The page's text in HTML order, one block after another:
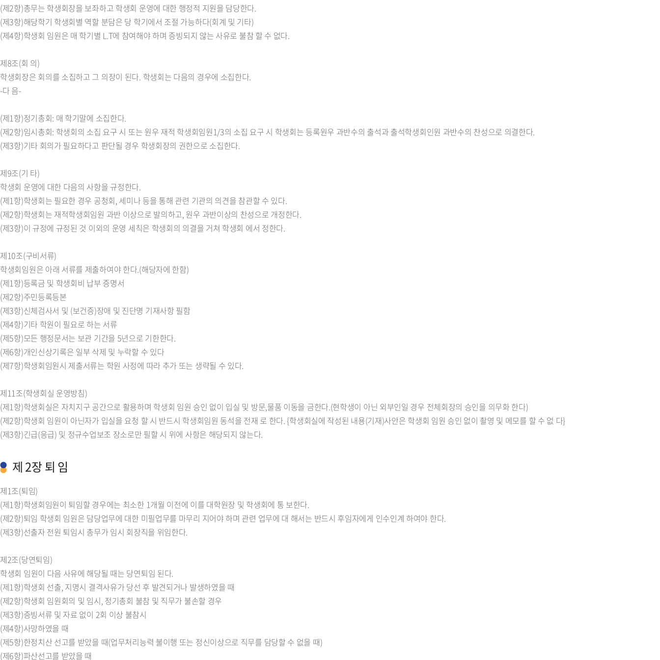
(제2항)총무는 학생회장을 보좌하고 학생회 운영에 대한 행정적 지원을 담당한다.
(제3항)해당학기 학생회별 역할 분담은 당 학기에서 조절 가능하다(회계 및 기타)
(제4항)학생회 임원은 매 학기별 L.T에 참여해야 하며 증빙되지 않는 사유로 불참 할 수 없다.
제8조(회 의)
학생회장은 회의를 소집하고 그 의장이 된다. 학생회는 다음의 경우에 소집한다.
-다 음-
(제1항)정기총회: 매 학기말에 소집한다.
(제2항)임시총회: 학생회의 소집 요구 시 또는 원우 재적 학생회임원1/3의 소집 요구 시 학생회는 등록원우 과반수의 출석과 출석학생회인원 과반수의 찬성으로 의결한다.
(제3항)기타 회의가 필요하다고 판단될 경우 학생회장의 권한으로 소집한다.
제9조(기 타)
학생회 운영에 대한 다음의 사항을 규정한다.
(제1항)학생회는 필요한 경우 공청회, 세미나 등을 통해 관련 기관의 의견을 참관할 수 있다.
(제2항)학생회는 재적학생회임원 과반 이상으로 발의하고, 원우 과반이상의 찬성으로 개정한다.
(제3항)이 규정에 규정된 것 이외의 운영 세칙은 학생회의 의결을 거쳐 학생회 에서 정한다.
제10조(구비서류)
학생회임원은 아래 서류를 제출하여야 한다.(해당자에 한함)
(제1항)등록금 및 학생회비 납부 증명서
(제2항)주민등록등본
(제3항)신체검사서 및 (보건증)장애 및 진단명 기재사항 필함
(제4항)기타 학원이 필요로 하는 서류
(제5항)모든 행정문서는 보관 기간을 5년으로 기한한다.
(제6항)개인신상기록은 일부 삭제 및 누락할 수 있다
(제7항)학생회임원시 제출서류는 학원 사정에 따라 추가 또는 생략될 수 있다.
제11조(학생회실 운영방침)
(제1항)학생회실은 자치지구 공간으로 활용하며 학생회 임원 승인 없이 입실 및 방문,물품 이동을 금한다.(현학생이 아닌 외부인일 경우 전체회장의 승인을 의무화 한다)
(제2항)학생회 임원이 아닌자가 입실을 요청 할 시 반드시 학생회임원 동석을 전재 로 한다. {학생회실에 작성된 내용(기재)사안은 학생회 임원 승인 없이 촬영 및 메모를 할 수 없 다}
(제3항)긴급(응급) 및 정규수업보조 장소로만 필할 시 위에 사항은 해당되지 않는다.
제 2장 퇴 임
제1조(퇴임)
(제1항)학생회임원이 퇴임할 경우에는 최소한 1개월 이전에 이를 대학원장 및 학생회에 통 보한다.
(제2항)퇴임 학생회 임원은 담당업무에 대한 미필업무를 마무리 지어야 하며 관련 업무에 대 해서는 반드시 후임자에게 인수인계 하여야 한다.
(제3항)선출자 전원 퇴임시 총무가 임시 회장직을 위임한다.
제2조(당연퇴임)
학생회 임원이 다음 사유에 해당될 때는 당연퇴임 된다.
(제1항)학생회 선출, 지명시 결격사유가 당선 후 발견되거나 발생하였을 때
(제2항)학생회 임원회의 및 임시, 정기총회 불참 및 직무가 불손할 경우
(제3항)증빙서류 및 자료 없이 2회 이상 불참시
(제4항)사망하였을 때
(제5항)한정치산 선고를 받았을 때(업무처리능력 불이행 또는 정신이상으로 직무를 담당할 수 없을 때)
(제6항)파산선고를 받았을 때